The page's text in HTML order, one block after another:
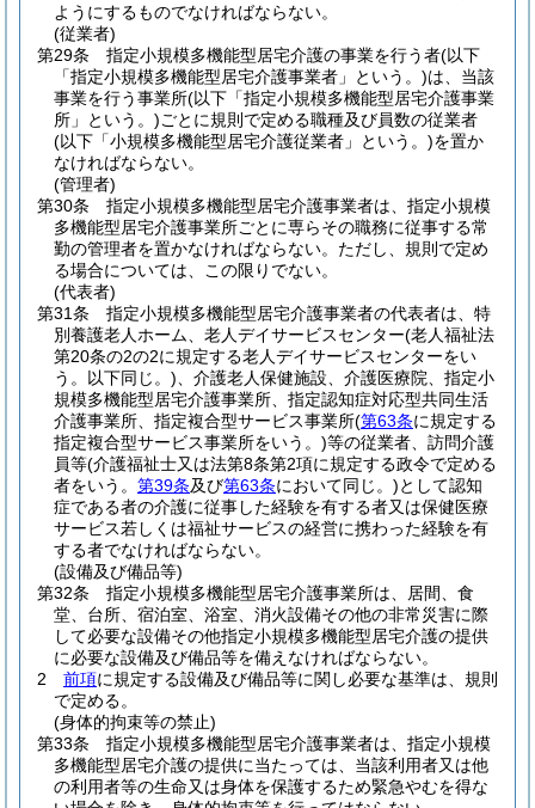
ようにするものでなければならない。
(従業者)
第29条
指定小規模多機能型居宅介護の事業を行う者(以下
「指定小規模多機能型居宅介護事業者」という。)は、当該
事業を行う事業所(以下「指定小規模多機能型居宅介護事業
所」という。)ごとに規則で定める職種及び員数の従業者
(以下「小規模多機能型居宅介護従業者」という。)を置か
なければならない。
(管理者)
第30条
指定小規模多機能型居宅介護事業者は、指定小規模
多機能型居宅介護事業所ごとに専らその職務に従事する常
勤の管理者を置かなければならない。 ただし、規則で定め
る場合については、この限りでない。
(代表者)
第31条
指定小規模多機能型居宅介護事業者の代表者は、特
別養護老人ホーム、老人デイサービスセンター(老人福祉法
第20条の2の2に規定する老人デイサービスセンターをい
う。以下同じ。) 、介護老人保健施設、介護医療院、指定小
規模多機能型居宅介護事業所、指定認知症対応型共同生活
介護事業所、指定複合型サービス事業所(第63条に規定する
指定複合型サービス事業所をいう。)等の従業者、訪問介護
員等(介護福祉士又は法第8条第2項に規定する政令で定める
者をいう。 第39条及び第63条において同じ。)として認知
症である者の介護に従事した経験を有する者又は保健医療
サービス若しくは福祉サービスの経営に携わった経験を有
する者でなければならない。
(設備及び備品等)
第32条
指定小規模多機能型居宅介護事業所は、居間、食
堂、台所、宿泊室、浴室、消火設備その他の非常災害に際
して必要な設備その他指定小規模多機能型居宅介護の提供
に必要な設備及び備品等を備えなければならない。
2
前項に規定する設備及び備品等に関し必要な基準は、規則
で定める。
(身体的拘束等の禁止)
第33条
指定小規模多機能型居宅介護事業者は、指定小規模
多機能型居宅介護の提供に当たっては、当該利用者又は他
の利用者等の生命又は身体を保護するため緊急やむを得な